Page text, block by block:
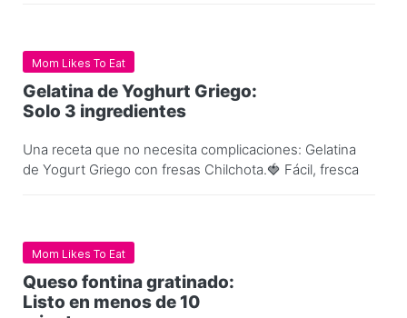
Mom Likes To Eat
Gelatina de Yoghurt Griego:
Solo 3 ingredientes
Una receta que no necesita complicaciones: Gelatina
de Yogurt Griego con fresas Chilchota.🍓 Fácil, fresca
Mom Likes To Eat
Queso fontina gratinado:
Listo en menos de 10